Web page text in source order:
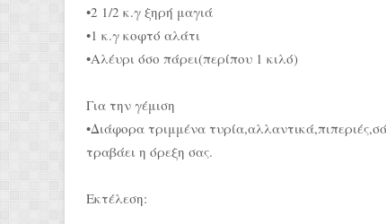
•2 1/2 κ.γ ξηρή μαγιά
•1 κ.γ κοφτό αλάτι
•Αλέυρι όσο πάρει(περίπου 1 κιλό)
Για την γέμιση
•Διάφορα τριμμένα
τραβάει η όρεξη σας.
Εκτέλεση: